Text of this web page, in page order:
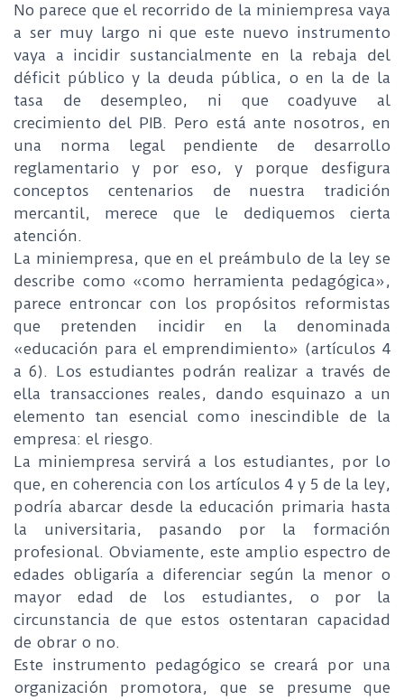
No parece que el recorrido de la miniempresa vaya
a ser muy largo ni que este nuevo instrumento
vaya a incidir sustancialmente en la rebaja del
déficit público y la deuda pública, o en la de la
tasa de desempleo, ni que coadyuve al
crecimiento del PIB. Pero está ante nosotros, en
una norma legal pendiente de desarrollo
reglamentario y por eso, y porque desfigura
conceptos centenarios de nuestra tradición
mercantil, merece que le dediquemos cierta
atención.
La miniempresa, que en el preámbulo de la ley se
describe como «como herramienta pedagógica»,
parece entroncar con los propósitos reformistas
que pretenden incidir en la denominada
«educación para el emprendimiento» (artículos 4
a 6). Los estudiantes podrán realizar a través de
ella transacciones reales, dando esquinazo a un
elemento tan esencial como inescindible de la
empresa: el riesgo.
La miniempresa servirá a los estudiantes, por lo
que, en coherencia con los artículos 4 y 5 de la ley,
podría abarcar desde la educación primaria hasta
la universitaria, pasando por la formación
profesional. Obviamente, este amplio espectro de
edades obligaría a diferenciar según la menor o
mayor edad de los estudiantes, o por la
circunstancia de que estos ostentaran capacidad
de obrar o no.
Este instrumento pedagógico se creará por una
organización promotora, que se presume que